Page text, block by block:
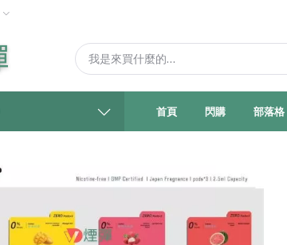
首頁 閃購 部落格